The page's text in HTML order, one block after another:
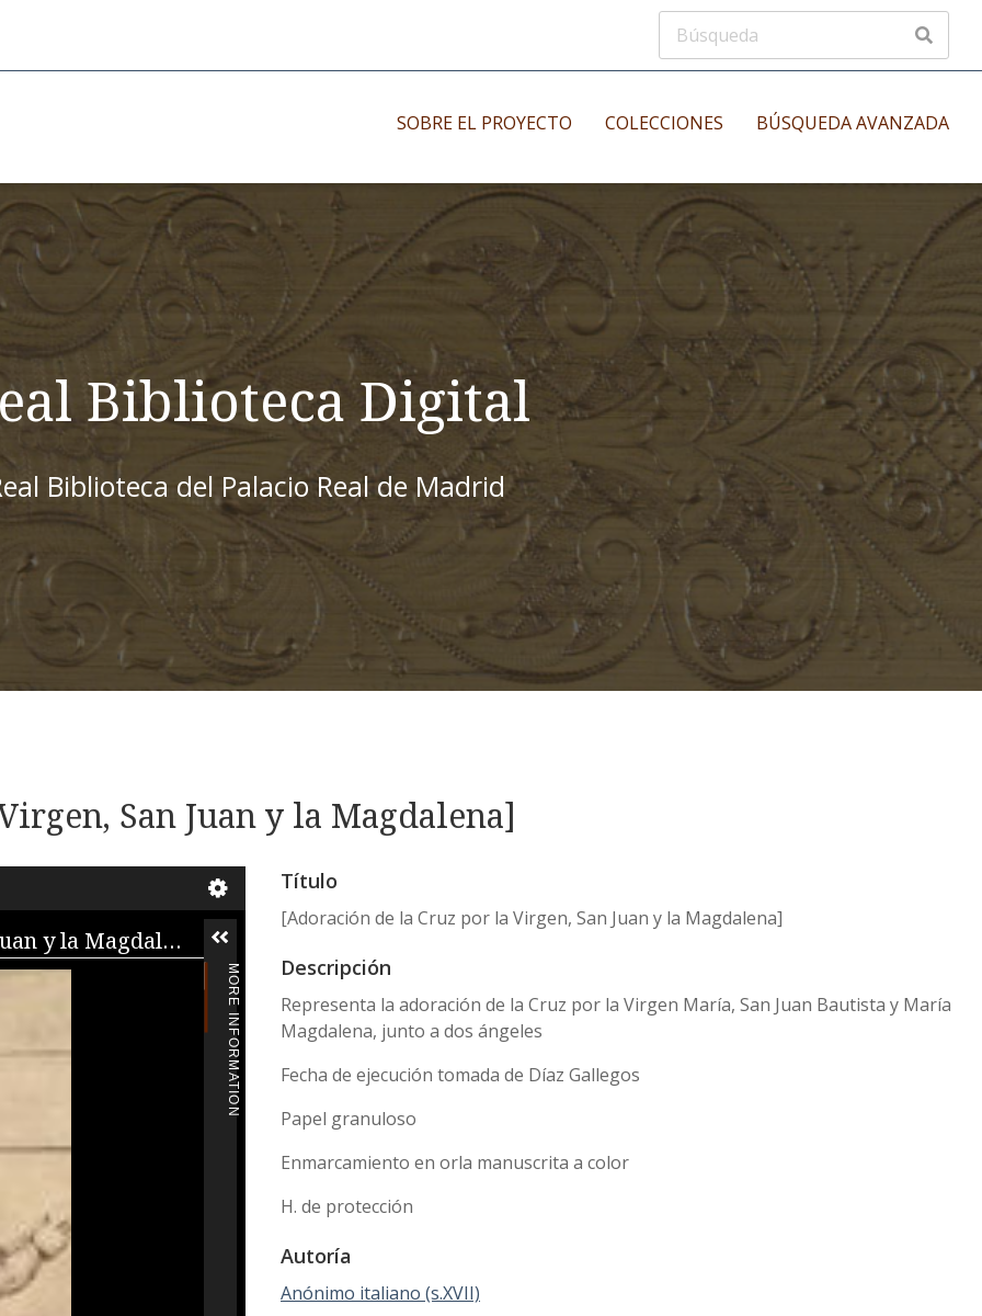
SOBRE EL PROYECTO COLECCIONES
Impresos antiguos
Impresos modernos
Impresos menores
Manuscritos musicales
Incunables
BÚSQUEDA AVANZADA
Biblioteca Digital
Biblioteca del Palacio Real de Madrid
San Juan y la Magdalena]
[Adoración de la Cruz por la Virgen, San Juan y la Magdalena]
MORE INFORMATION
Título
[Adoración de la Cruz por la Virgen, San Juan y la Magdalena]
Descripción
Representa la adoración de la Cruz por la Virgen María, San Juan Bautista y María
Magdalena, junto a dos ángeles
Fecha de ejecución tomada de Díaz Gallegos
Papel granuloso
Enmarcamiento en orla manuscrita a color
H. de protección
Autoría
Anónimo italiano (s.XVII)